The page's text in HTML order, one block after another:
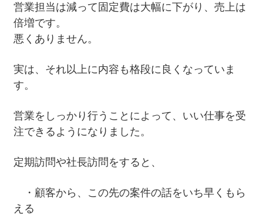
営業担当は減って固定費は大幅に下がり、売上は
倍増です。
悪くありません。
実は、それ以上に内容も格段に良くなっていま
す。
営業をしっかり行うことによって、いい仕事を受
注できるようになりました。
定期訪問や社長訪問をすると、
・顧客から、この先の案件の話をいち早くもら
える